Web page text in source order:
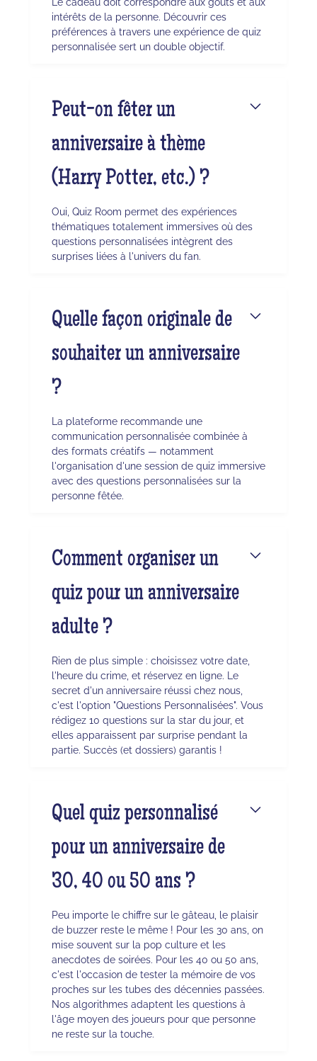
intérêts de la personne. Découvrir ces
préférences à travers une expérience de quiz
personnalisée sert un double objectif.
Peut-on fêter un
anniversaire à thème
(Harry Potter, etc.) ?
Oui, Quiz Room permet des expériences
thématiques totalement immersives où des
questions personnalisées intègrent des
surprises liées à l'univers du fan.
Quelle façon originale de
souhaiter un anniversaire
?
La plateforme recommande une
communication personnalisée combinée à
des formats créatifs — notamment
l'organisation d'une session de quiz immersive
avec des questions personnalisées sur la
personne fêtée.
Comment organiser un
quiz pour un anniversaire
adulte ?
Rien de plus simple : choisissez votre date,
l'heure du crime, et réservez en ligne. Le
secret d'un anniversaire réussi chez nous,
c'est l'option "Questions Personnalisées". Vous
rédigez 10 questions sur la star du jour, et
elles apparaissent par surprise pendant la
partie. Succès (et dossiers) garantis !
Quel quiz personnalisé
pour un anniversaire de
30, 40 ou 50 ans ?
Peu importe le chiffre sur le gâteau, le plaisir
de buzzer reste le même ! Pour les 30 ans, on
mise souvent sur la pop culture et les
anecdotes de soirées. Pour les 40 ou 50 ans,
c'est l'occasion de tester la mémoire de vos
proches sur les tubes des décennies passées.
Nos algorithmes adaptent les questions à
l'âge moyen des joueurs pour que personne
ne reste sur la touche.